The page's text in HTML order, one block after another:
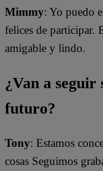
Mimmy: Yo puedo
felices de participar.
amigable y lindo.
¿Van a seguir
futuro?
Tony: Estamos
cosas Seguimos